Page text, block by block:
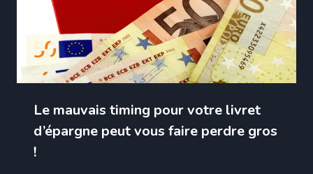
Le mauvais timing pour votre livret
d’épargne peut vous faire perdre gros
!